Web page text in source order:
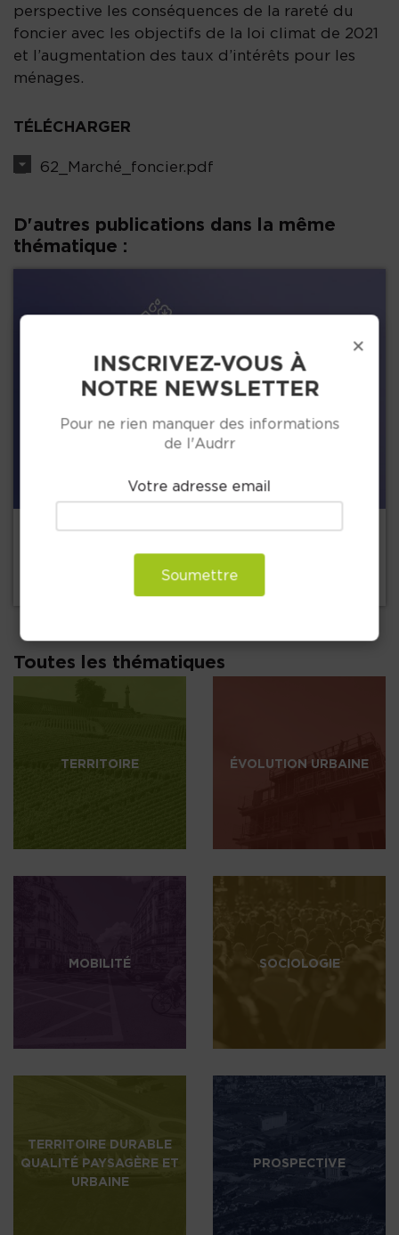
perspective les conséquences de la rareté du
foncier avec les objectifs de la loi climat de 2021
et l’augmentation des taux d’intérêts pour les
ménages.
TÉLÉCHARGER
62_Marché_foncier.pdf
D'autres publications dans la même
thématique :
Précédent
Toutes les thématiques
TERRITOIRE ÉVOLUTION URBAINE
MOBILITÉ SOCIOLOGIE
TERRITOIRE DURABLE
QUALITÉ PAYSAGÈRE ET
URBAINE
PROSPECTIVE
×
INSCRIVEZ-VOUS À
NOTRE NEWSLETTER
Pour ne rien manquer des informations
de l'Audrr
Votre adresse email
Soumettre